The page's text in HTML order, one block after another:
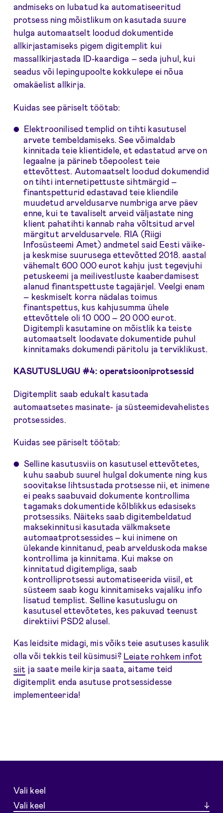
andmiseks on lubatud ka automatiseeritud
protsess ning mõistlikum on kasutada suure
hulga automaatselt loodud dokumentide
allkirjastamiseks pigem digitemplit kui
massallkirjastada ID-kaardiga – seda juhul, kui
seadus või lepingupoolte kokkulepe ei nõua
omakäelist allkirja.
Kuidas see päriselt töötab:
Elektroonilised templid on tihti kasutusel
arvete tembeldamiseks. See võimaldab
kinnitada teie klientidele, et edastatud arve on
legaalne ja pärineb tõepoolest teie
ettevõttest. Automaatselt loodud dokumendid
on tihti internetipettuste sihtmärgid –
finantspetturid edastavad teie kliendile
muudetud arveldusarve numbriga arve päev
enne, kui te tavaliselt arveid väljastate ning
klient pahatihti kannab raha võltsitud arvel
märgitut arveldusarvele. RIA (Riigi
Infosüsteemi Amet) andmetel said Eesti väike-
ja keskmise suurusega ettevõtted 2018. aastal
vähemalt 600 000 eurot kahju just tegevjuhi
petuskeemi ja meilivestluste kaaberdamisest
alanud finantspettuste tagajärjel. Veelgi enam
– keskmiselt korra nädalas toimus
finantspettus, kus kahjusumma ühele
ettevõttele oli 10 000 – 20 000 eurot.
Digitempli kasutamine on mõistlik ka teiste
automaatselt loodavate dokumentide puhul
kinnitamaks dokumendi päritolu ja terviklikust.
KASUTUSLUGU #4: operatsiooniprotsessid
Digitemplit saab edukalt kasutada
automaatsetes masinate- ja süsteemidevahelistes
protsessides.
Kuidas see päriselt töötab:
Selline kasutusviis on kasutusel ettevõtetes,
kuhu saabub suurel hulgal dokumente ning kus
soovitakse lihtsustada protsesse nii, et inimene
ei peaks saabuvaid dokumente kontrollima
tagamaks dokumentide kõlblikkus edasiseks
protsessiks. Näiteks saab digitembeldatud
maksekinnitusi kasutada välkmaksete
automaatprotsessides – kui inimene on
ülekande kinnitanud, peab arvelduskoda makse
kontrollima ja kinnitama. Kui makse on
kinnitatud digitempliga, saab
kontrolliprotsessi automatiseerida viisil, et
süsteem saab kogu kinnitamiseks vajaliku info
lisatud templist. Selline kasutuslugu on
kasutusel ettevõtetes, kes pakuvad teenust
direktiivi PSD2 alusel.
Kas leidsite midagi, mis võiks teie asutuses kasulik
olla või tekkis teil küsimusi? Leiate rohkem infot
siit ja saate meile kirja saata, aitame teid
digitemplit enda asutuse protsessidesse
implementeerida!
Vali keel
Vali keel